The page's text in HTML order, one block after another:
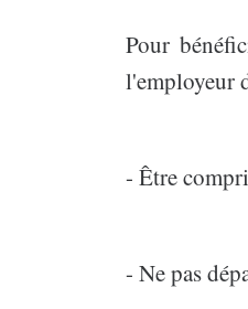
Pour
l'employeur
- Être
- Ne pas